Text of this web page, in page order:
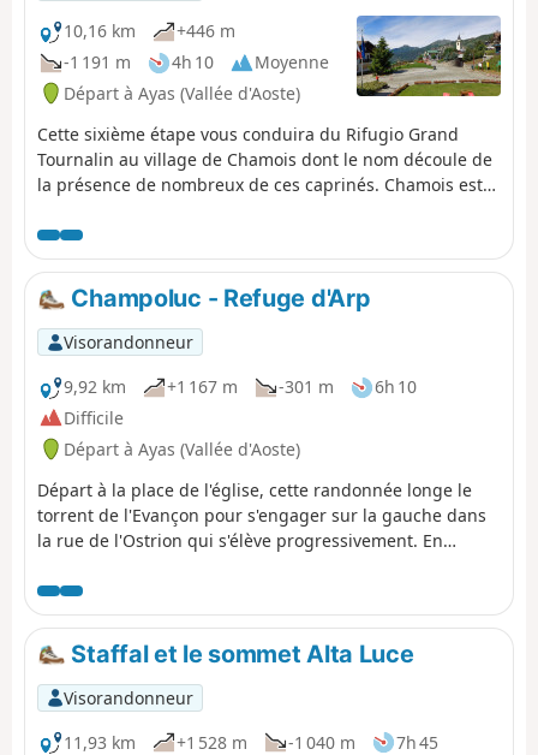
10,16 km
+446 m
-1 191 m
4h 10
Moyenne
Départ à Ayas (Vallée d'Aoste)
Cette sixième étape vous conduira du Rifugio Grand
Tournalin au village de Chamois dont le nom découle de
la présence de nombreux de ces caprinés. Chamois est
passe le Col di Nannaz entre le Grand Tournalin et la
Becca di Nana. Le Col des Fontaines vous proposera une
superbe vue sur le Cervinio. Il restera votre compagnon
de descente jusqu'à Cheneil. Le retour vers Chamois
passe par l'agréable Lago di Lod.
Champoluc - Refuge d'Arp
Visorandonneur
9,92 km
+1 167 m -301 m
6h 10
Difficile
Départ à Ayas (Vallée d'Aoste)
Départ à la place de l'église, cette randonnée longe le
torrent de l'Evançon pour s'engager sur la gauche dans
la rue de l'Ostrion qui s'élève progressivement. En
Champoluc et la vallée d'Ayas, vous atteignez le village
de Mascognaz, village Walser authentique et de toute
beauté. La randonnée passe par Col de Palasina puis,
par une légère descente, vous atteindrez les sauvages
lacs Bataille et ensuite le refuge de l'Arp à 2400 mètres.
Staffal et le sommet Alta Luce
Visorandonneur
11,93 km
+1 528 m -1 040 m
7h 45